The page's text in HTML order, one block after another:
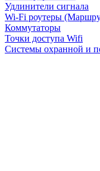
Удлинители сигнала
Wi-Fi роутеры
Коммутаторы
Точки доступа Wifi
Системы охранной и